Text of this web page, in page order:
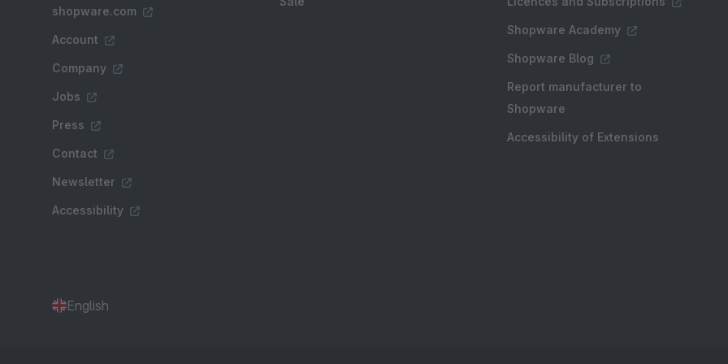
shopware.com
Account
Company
Jobs
Press
Contact
Newsletter
Accessibility
Shopware Academy
Shopware Blog
Report manufacturer to
Shopware
Accessibility of Extensions
English